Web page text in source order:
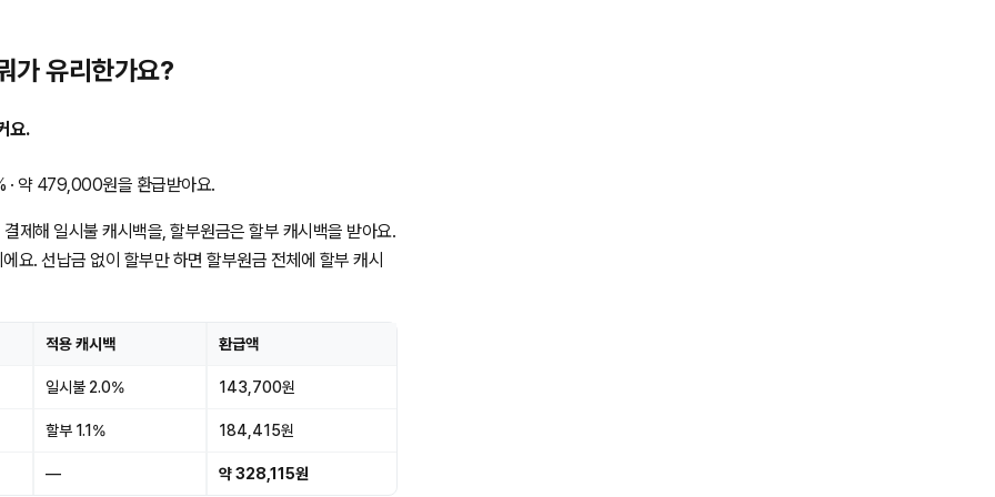
가 유리한가요?
요.
약 479,000원을 환급받아요.
제해 일시불 캐시백을, 할부원금은 할부 캐시백을 받아요.
요. 선납금 없이 할부만 하면 할부원금 전체에 할부 캐시
적용 캐시백 환급액
일시불 2.0% 143,700원
할부 1.1% 184,415원
— 약 328,115원